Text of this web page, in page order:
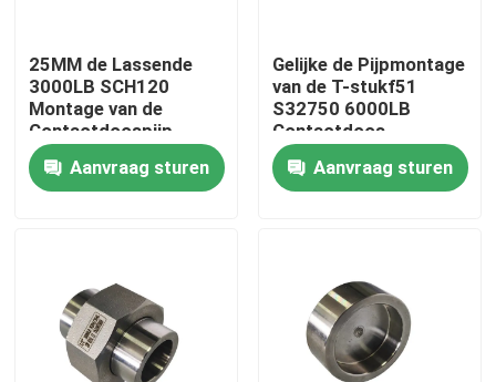
Huis
Producten
Ongeveer ons
Kwaliteitscontrole
25MM de Lassende
3000LB SCH120
Montage van de
Contactdoospijp
Aanvraag sturen
Gelijke de Pijpmontage
van de T-stukf51
S32750 6000LB
Contactdoos
Aanvraag sturen